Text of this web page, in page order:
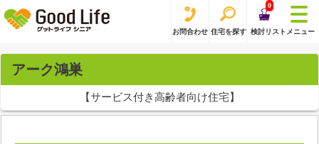
お問合わせ 住宅を探す
0
検討リスト メニュー
アーク鴻巣
【サービス付き高齢者向け住宅】